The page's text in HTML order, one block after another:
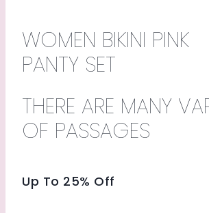
WOMEN BIKINI PINK
PANTY SET
THERE ARE MANY
OF PASSAGES
Up To 25% Off